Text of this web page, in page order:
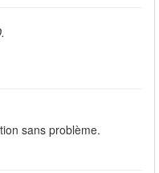
sans problème.